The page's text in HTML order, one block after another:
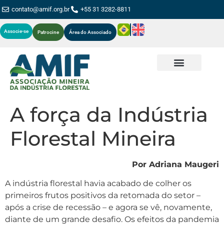
contato@amif.org.br +55 31 3282-8811
Associe-se Patrocine Área do Associado
A força da Indústria
Florestal Mineira
Por Adriana Maugeri
A indústria florestal havia acabado de colher os
primeiros frutos positivos da retomada do setor –
após a crise de recessão – e agora se vê, novamente,
diante de um grande desafio. Os efeitos da pandemia